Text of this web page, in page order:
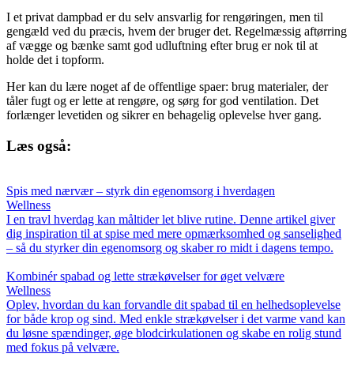
I et privat dampbad er du selv ansvarlig for rengøringen, men til
gengæld ved du præcis, hvem der bruger det. Regelmæssig aftørring
af vægge og bænke samt god udluftning efter brug er nok til at
holde det i topform.
Her kan du lære noget af de offentlige spaer: brug materialer, der
tåler fugt og er lette at rengøre, og sørg for god ventilation. Det
forlænger levetiden og sikrer en behagelig oplevelse hver gang.
Læs også:
Spis med nærvær – styrk din egenomsorg i hverdagen
Wellness
I en travl hverdag kan måltider let blive rutine. Denne artikel giver
dig inspiration til at spise med mere opmærksomhed og sanselighed
– så du styrker din egenomsorg og skaber ro midt i dagens tempo.
Kombinér spabad og lette strækøvelser for øget velvære
Wellness
Oplev, hvordan du kan forvandle dit spabad til en helhedsoplevelse
for både krop og sind. Med enkle strækøvelser i det varme vand kan
du løsne spændinger, øge blodcirkulationen og skabe en rolig stund
med fokus på velvære.